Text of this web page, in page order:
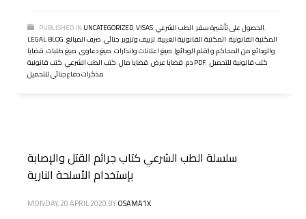
PUBLISHED IN UNCATEGORIZED,VISAS, الحصول على تأشيرة سفر,الطب الشرعي
,
LEGAL BLOG, المكتبة القانونية,المكتبة القانونية العربية,تزييف وتزوير,جنائى,صرف المبالغ
والودائع من المحاكم و (قلم الودائع),صيغ اعلانات وانذارات,صيغ دعاوى,صيغ طلبات,قضايا
دم,قضايا عرض,قضايا مال,كتب الطب الشرعي, كتب قانونية PDF, كتب قانونية للتحميل,
مذكرات دفاع جنائي للتحميل
سلسلة الطب الشرعي كتاب جرائم القتل والإصابة
بإستخدام الأسلحة النارية
MONDAY, 20 APRIL 2020 BYOSAMA1X